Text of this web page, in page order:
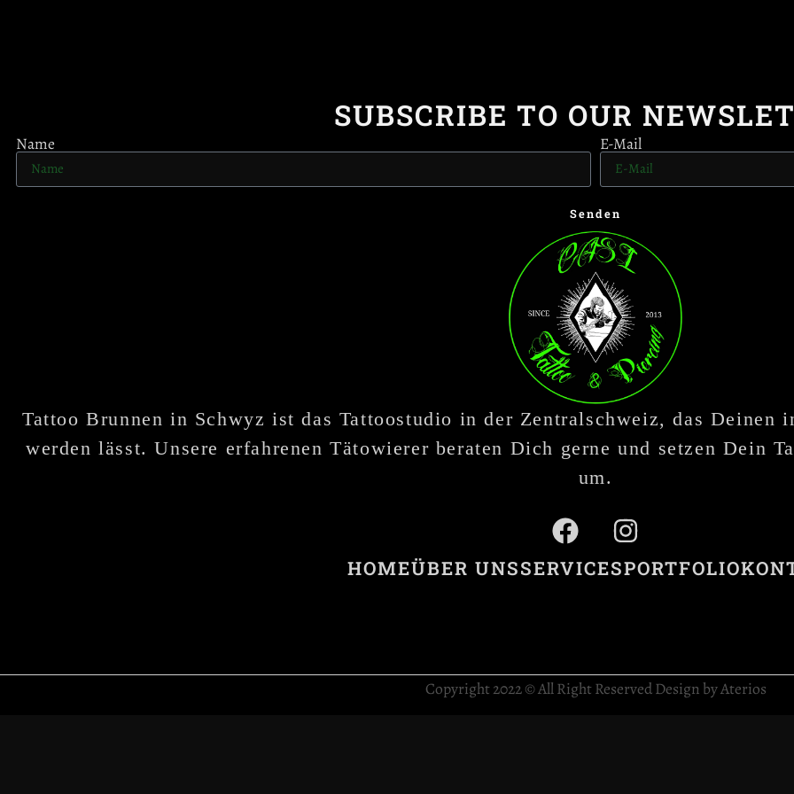
SUBSCRIBE TO OUR
Name E-Mail
Senden
Tattoo Brunnen in Schwyz ist das Tattoostudio in der Zentralschweiz, das
werden lässt. Unsere erfahrenen Tätowierer beraten Dich gerne und setzen Dein
um.
HOMEÜBER UNSSERVICESPORTFOLIO
Copyright 2022 © All Right Reserved Design by Aterios